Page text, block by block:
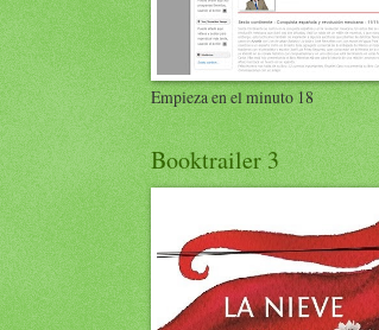
Empieza en el minuto 18
Booktrailer 3